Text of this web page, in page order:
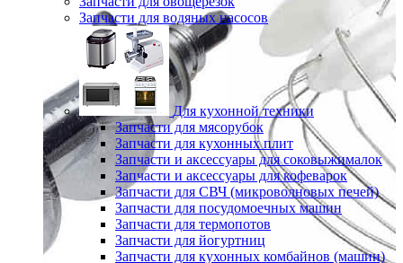
Запчасти для водяных насосов
Для кухонной техники
Запчасти для мясорубок
Запчасти для кухонных плит
Запчасти и аксессуары для соковыжималок
Запчасти и аксессуары для кофеварок
Запчасти для СВЧ (микроволновых печей)
Запчасти для посудомоечных машин
Запчасти для термопотов
Запчасти для йогуртниц
Запчасти для кухонных комбайнов (машин)